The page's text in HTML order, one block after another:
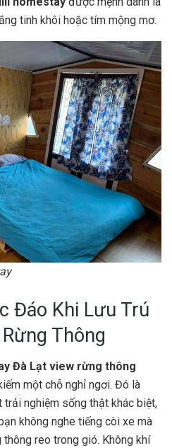
tinh khôi hoặc tím mộng mơ.
Đáo Khi Lưu Trú
Thông
Đà Lạt view rừng thông
một chỗ nghỉ ngơi. Đó là
trải nghiệm sống thật khác biệt,
không nghe tiếng còi xe mà
thông reo trong gió. Không khí